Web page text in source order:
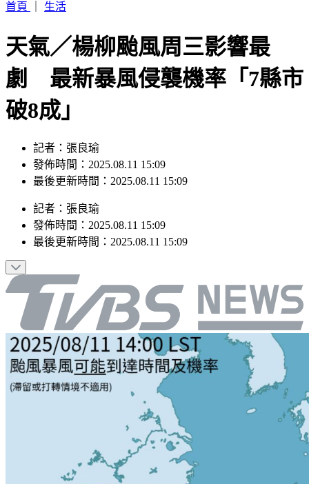
首頁
生活
天氣／楊柳颱風周三影響最
劇 最新暴風侵襲機率「7縣市
破8成」
記者：張良瑜
發佈時間：2025.08.11 15:09
最後更新時間：2025.08.11 15:09
記者 ： 張良瑜
發佈時間： 2025.08.11 15:09
最後更新時間： 2025.08.11 15:09